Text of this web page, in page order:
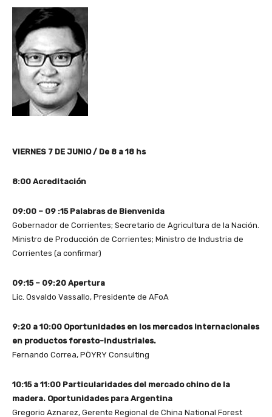
VIERNES 7 DE JUNIO / De 8 a 18 hs
8:00 Acreditación
09:00 – 09 :15 Palabras de Bienvenida
Gobernador de Corrientes; Secretario de Agricultura de la Nación.
Ministro de Producción de Corrientes; Ministro de Industria de
Corrientes (a confirmar)
09:15 – 09:20 Apertura
Lic. Osvaldo Vassallo, Presidente de AFoA
9:20 a 10:00 Oportunidades en los mercados internacionales
en productos foresto-industriales.
Fernando Correa, PÖYRY Consulting
10:15 a 11:00 Particularidades del mercado chino de la
madera. Oportunidades para Argentina
Gregorio Aznarez, Gerente Regional de China National Forest